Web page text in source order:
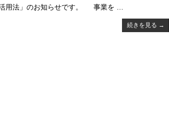
用法」のお知らせです。 事業を …
続きを見る →